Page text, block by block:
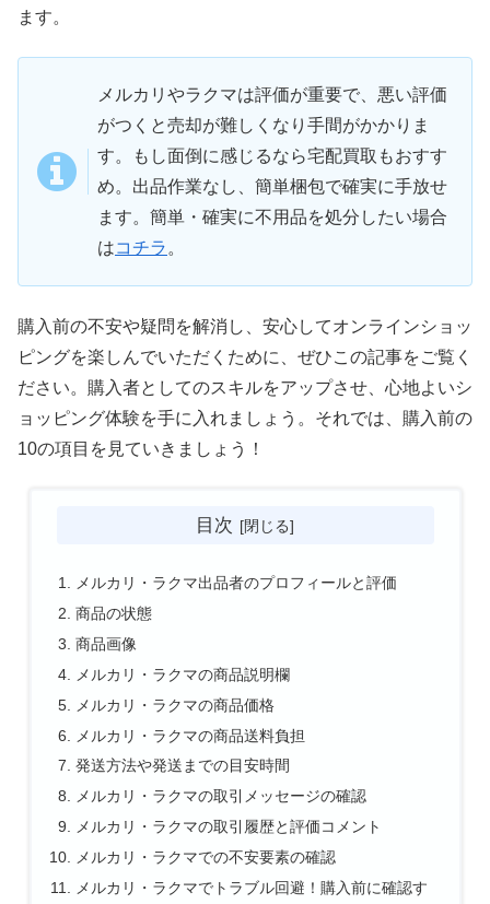
ます。
メルカリやラクマは評価が重要で、悪い評価
がつくと売却が難しくなり手間がかかりま
す。もし面倒に感じるなら宅配買取もおすす
め。出品作業なし、簡単梱包で確実に手放せ
ます。簡単・確実に不用品を処分したい場合
はコチラ 。
購入前の不安や疑問を解消し、安心してオンラインショッ
ピングを楽しんでいただくために、ぜひこの記事をご覧く
ださい。購入者としてのスキルをアップさせ、心地よいシ
ョッピング体験を手に入れましょう。それでは、購入前の
10の項目を見ていきましょう！
目次
メルカリ・ラクマ出品者のプロフィールと評価
商品の状態
商品画像
メルカリ・ラクマの商品説明欄
メルカリ・ラクマの商品価格
メルカリ・ラクマの商品送料負担
発送方法や発送までの目安時間
メルカリ・ラクマの取引メッセージの確認
メルカリ・ラクマの取引履歴と評価コメント
メルカリ・ラクマでの不安要素の確認
メルカリ・ラクマでトラブル回避！購入前に確認す